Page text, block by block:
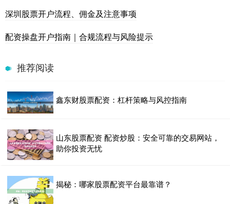
深圳股票开户流程、佣金及注意事项
配资操盘开户指南｜合规流程与风险提示
推荐阅读
鑫东财股票配资：杠杆策略与风控指南
山东股票配资 配资炒股：安全可靠的交易网站，
助你投资无忧
揭秘：哪家股票配资平台最靠谱？